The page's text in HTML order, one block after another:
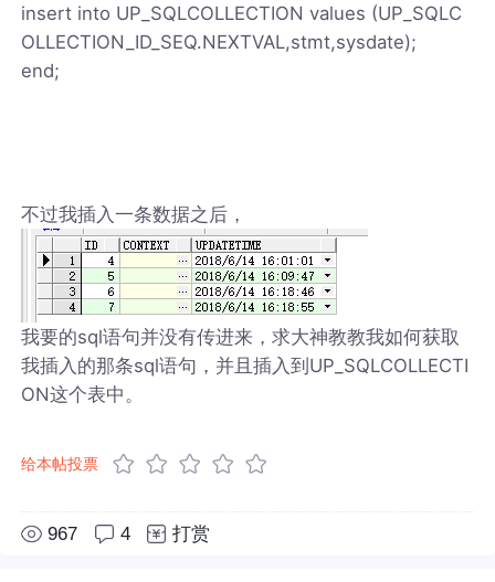
insert into UP_SQLCOLLECTION values (UP_SQLC
OLLECTION_ID_SEQ.NEXTVAL,stmt,sysdate);
end;
不过我插入一条数据之后，
我要的sql语句并没有传进来，求大神教教我如何获取
我插入的那条sql语句，并且插入到UP_SQLCOLLECTI
ON这个表中。
给本帖投票
967 4 打赏